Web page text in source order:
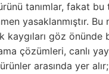
tanımlar, fakat
yasaklanmıştır.
göz önünde
çözümleri, canlı
arasında yer